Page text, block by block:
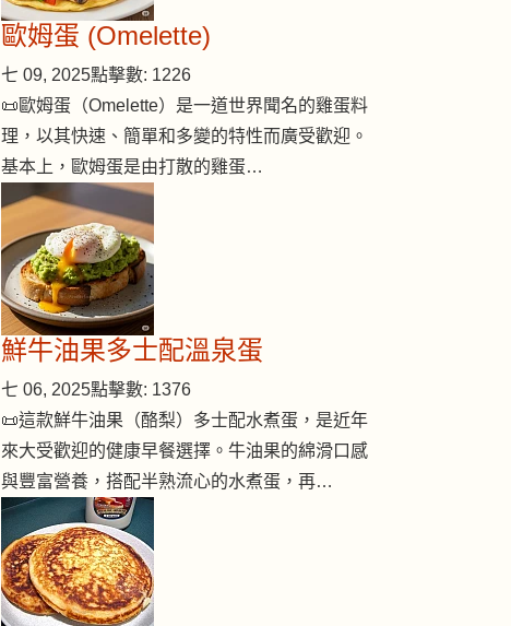
歐姆蛋 (Omelette)
七 09, 2025點擊數: 1226
📜歐姆蛋（Omelette）是一道世界聞名的雞蛋料
理，以其快速、簡單和多變的特性而廣受歡迎。
基本上，歐姆蛋是由打散的雞蛋…
鮮牛油果多士配溫泉蛋
七 06, 2025點擊數: 1376
📜這款鮮牛油果（酪梨）多士配水煮蛋，是近年
來大受歡迎的健康早餐選擇。牛油果的綿滑口感
與豐富營養，搭配半熟流心的水煮蛋，再…